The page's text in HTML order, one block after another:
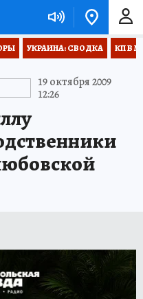
УКРАИНА: СВОДКА КП В
19 октября 2009
12:26